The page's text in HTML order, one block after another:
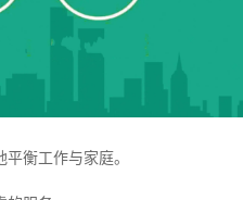
衡工作与家庭。